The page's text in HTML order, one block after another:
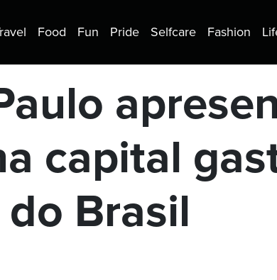
Food Fun Pride Selfcare Fashion
capital
do Brasil